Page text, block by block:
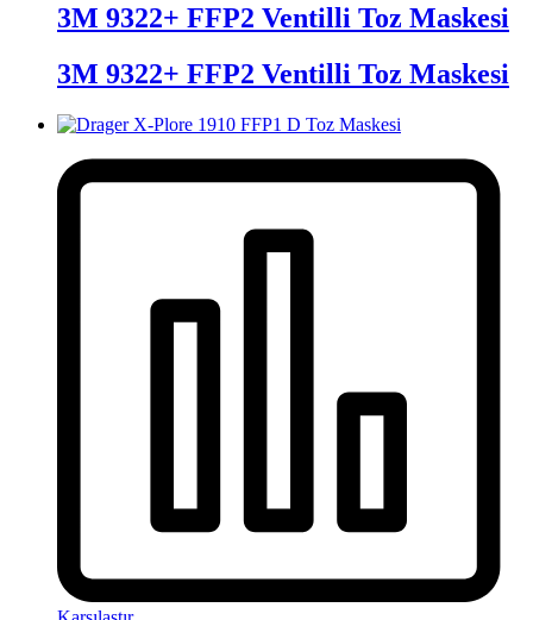
3M 9322+ FFP2 Ventilli Toz Maskesi
3M 9322+ FFP2 Ventilli Toz Maskesi